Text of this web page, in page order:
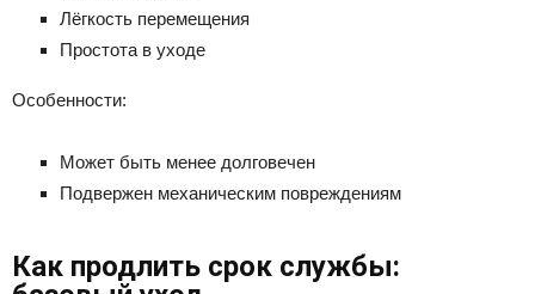
Лёгкость перемещения
Простота в уходе
Особенности:
Может быть менее долговечен
Подвержен механическим повреждениям
Как продлить срок службы: